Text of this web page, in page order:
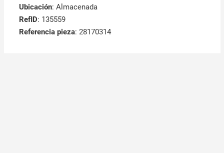
Ubicación: Almacenada
RefID: 135559
Referencia pieza: 28170314